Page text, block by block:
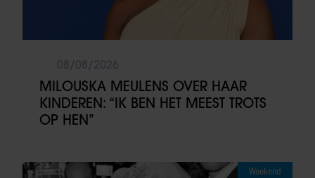
MILOUSKA MEULENS OVER HAAR
KINDEREN: “IK BEN HET MEEST TROTS
OP HEN”
Weekend